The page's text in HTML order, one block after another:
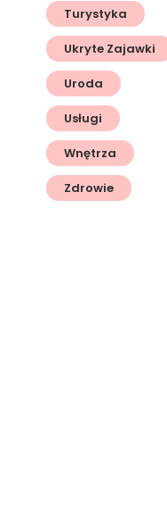
Turystyka
Ukryte Zajawki
Uroda
Usługi
Wnętrza
Zdrowie